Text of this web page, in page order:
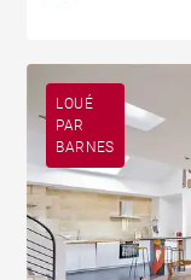
LOUÉ
PAR
BARNES